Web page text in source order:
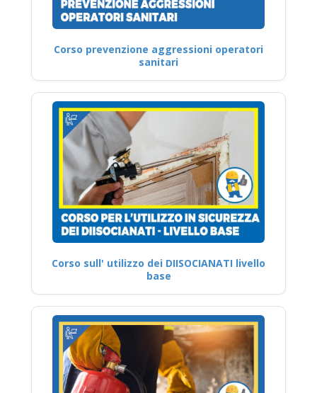
Corso prevenzione aggressioni operatori
sanitari
Corso sull' utilizzo dei DIISOCIANATI livello
base